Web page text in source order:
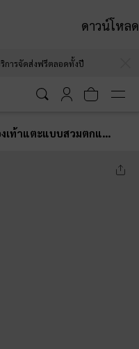
การจัดส่งฟรีตลอดทั้งปี
รองเท้าแตะแบบสวมตกแต่งดีเทลแบบผูกปม
ดาวน์โหลด